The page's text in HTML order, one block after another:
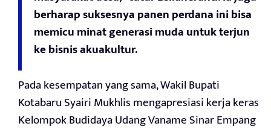
berharap suksesnya panen perdana ini bisa
memicu minat generasi muda untuk terjun
ke bisnis akuakultur.
Pada kesempatan yang sama, Wakil Bupati
Kotabaru Syairi Mukhlis mengapresiasi kerja keras
Kelompok Budidaya Udang Vaname Sinar Empang